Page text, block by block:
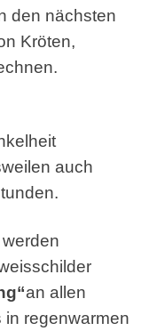
den nächsten
Kröten,
auch
an allen
regenwarmen